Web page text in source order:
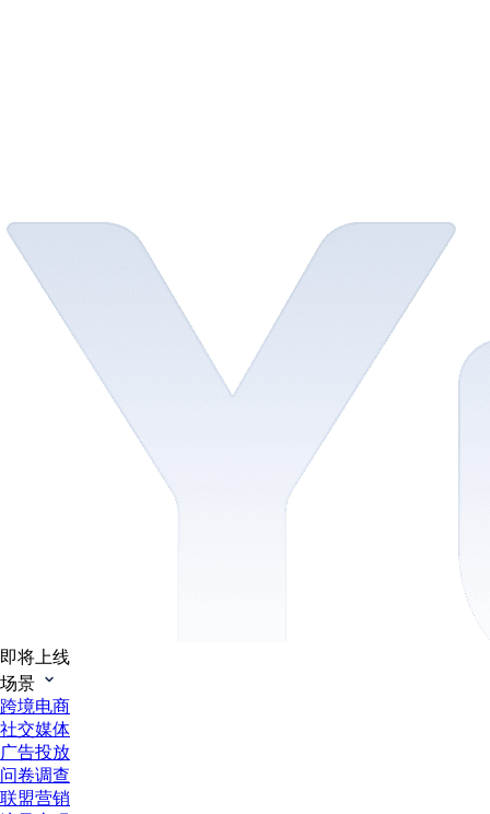
即将上线
场景
跨境电商
社交媒体
广告投放
问卷调查
联盟营销